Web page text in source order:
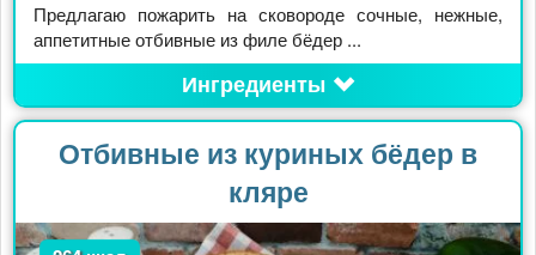
Предлагаю пожарить на сковороде сочные, нежные,
аппетитные отбивные из филе бёдер ...
Ингредиенты
Отбивные из куриных бёдер в
кляре